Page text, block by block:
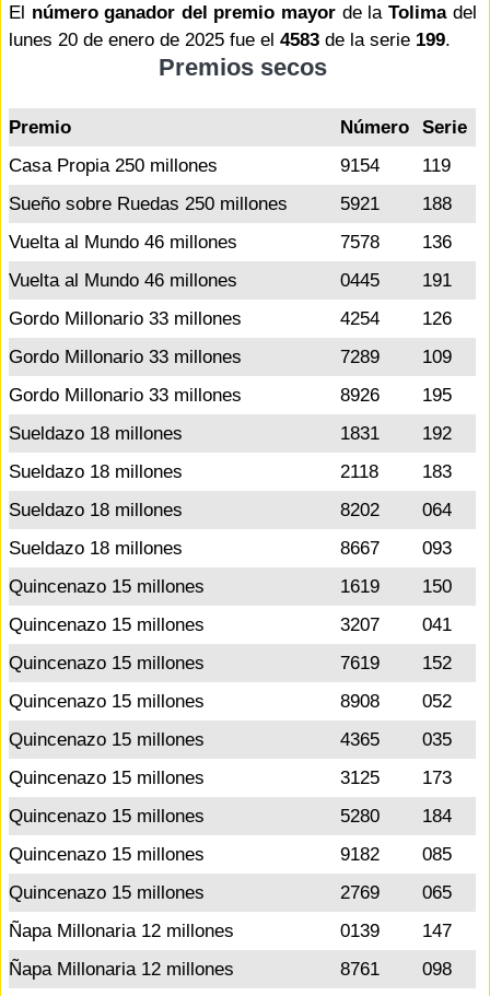
El número ganador del premio mayor de la Tolimadel
lunes 20 de enero de 2025 fue el 4583 de la serie 199.
Premios secos
Premio Número
Serie
Casa Propia 250 millones
9154
119
Sueño sobre Ruedas 250 millones
5921
188
Vuelta al Mundo 46 millones
7578
136
Vuelta al Mundo 46 millones
0445
191
Gordo Millonario 33 millones
4254
126
Gordo Millonario 33 millones
7289
109
Gordo Millonario 33 millones
8926
195
Sueldazo 18 millones
1831
192
Sueldazo 18 millones
2118
183
Sueldazo 18 millones
8202
064
Sueldazo 18 millones
8667
093
Quincenazo 15 millones
1619
150
Quincenazo 15 millones
3207
041
Quincenazo 15 millones
7619
152
Quincenazo 15 millones
8908
052
Quincenazo 15 millones
4365
035
Quincenazo 15 millones
3125
173
Quincenazo 15 millones
5280
184
Quincenazo 15 millones
9182
085
Quincenazo 15 millones
2769
065
Ñapa Millonaria 12 millones
0139
147
Ñapa Millonaria 12 millones
8761
098